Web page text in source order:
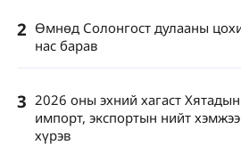
2 Өмнөд Солонгост дулааны
нас барав
3 2026 оны эхний хагаст
импорт, экспортын нийт
хүрэв